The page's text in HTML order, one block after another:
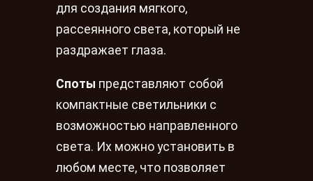
для создания мягкого,
рассеянного света, который не
раздражает глаза.
Споты представляют собой
компактные светильники с
возможностью направленного
света. Их можно установить в
любом месте, что позволяет